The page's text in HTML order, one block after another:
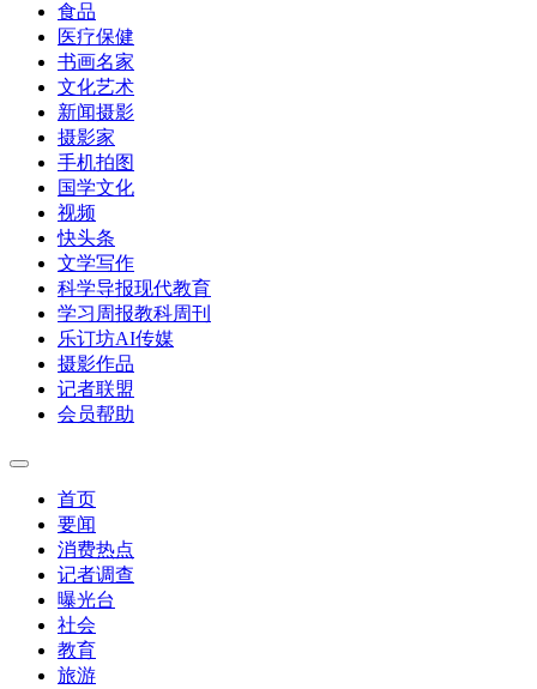
食品
医疗保健
书画名家
文化艺术
新闻摄影
摄影家
手机拍图
国学文化
视频
快头条
文学写作
科学导报现代教育
学习周报教科周刊
乐订坊AI传媒
摄影作品
记者联盟
会员帮助
首页
要闻
消费热点
记者调查
曝光台
社会
教育
旅游